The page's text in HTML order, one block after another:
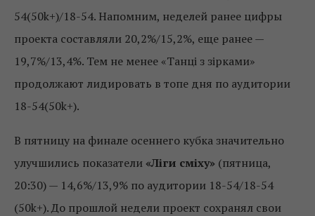
54(50k+)/18-54. Напомним, неделей ранее цифры
проекта составляли 20,2%/15,2%, еще ранее —
19,7%/13,4%. Тем не менее «Танці з зірками»
продолжают лидировать в топе дня по аудитории
18-54(50k+).
В пятницу на финале осеннего кубка значительно
улучшились показатели «Ліги сміху» (пятница,
20:30) — 14,6%/13,9% по аудитории 18-54/18-54
(50k+). До прошлой недели проект сохранял свои